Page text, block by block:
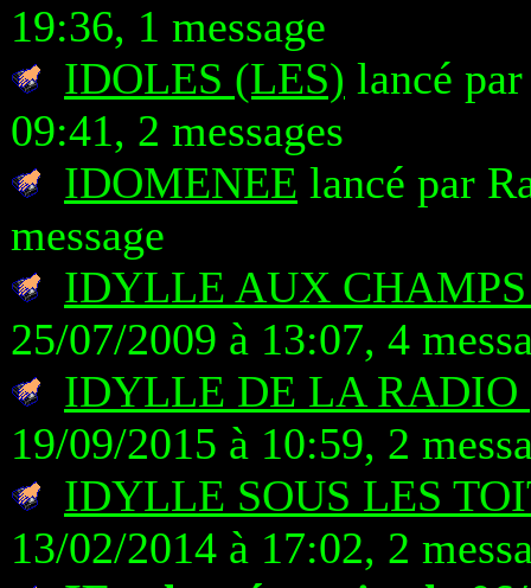
19:36, 1 message
IDOLES (LES) lancé
09:41, 2 messages
IDOMENEE lancé par
message
IDYLLE AUX
25/07/2009 à 13:07, 4
IDYLLE DE LA RADIO
19/09/2015 à 10:59, 2
IDYLLE SOUS LES
13/02/2014 à 17:02, 2